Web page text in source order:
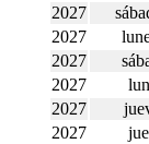
2027
2027
2027
2027
2027
2027